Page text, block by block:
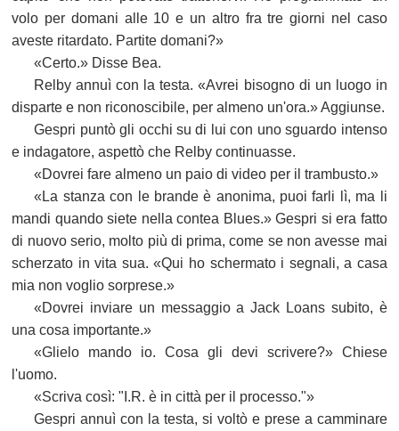
volo per domani alle 10 e un altro fra tre giorni nel caso
aveste ritardato. Partite domani?»
«Certo.» Disse Bea.
Relby annuì con la testa. «Avrei bisogno di un luogo in
disparte e non riconoscibile, per almeno un'ora.» Aggiunse.
Gespri puntò gli occhi su di lui con uno sguardo intenso
e indagatore, aspettò che Relby continuasse.
«Dovrei fare almeno un paio di video per il trambusto.»
«La stanza con le brande è anonima, puoi farli lì, ma li
mandi quando siete nella contea Blues.» Gespri si era fatto
di nuovo serio, molto più di prima, come se non avesse mai
scherzato in vita sua. «Qui ho schermato i segnali, a casa
mia non voglio sorprese.»
«Dovrei inviare un messaggio a Jack Loans subito, è
una cosa importante.»
«Glielo mando io. Cosa gli devi scrivere?» Chiese
l'uomo.
«Scriva così: "I.R. è in città per il processo."»
Gespri annuì con la testa, si voltò e prese a camminare